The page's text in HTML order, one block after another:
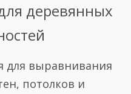
деревянных
для выравнивания
потолков и